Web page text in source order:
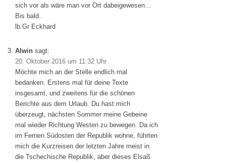
sich vor als wäre man vor Ort dabeigewesen…
Bis bald..
lb.Gr Eckhard
Alwin sagt:
20. Oktober 2016 um 11:32 Uhr
Möchte mich an der Stelle endlich mal
bedanken. Erstens mal für deine Texte
insgesamt, und zweitens für die schönen
Berichte aus dem Urlaub. Du hast mich
überzeugt, nächsten Sommer meine Gebeine
mal wieder Richtung Westen zu bewegen. Da ich
im Fernen Südosten der Republik wohne, führten
mich die Kurzreisen der letzten Jahre meist in
die Tschechische Republik, aber dieses Elsaß